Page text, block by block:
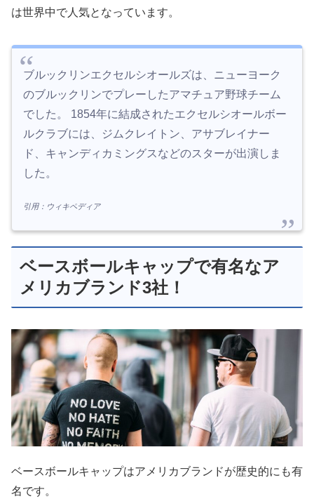
は世界中で人気となっています。
ブルックリンエクセルシオールズは、ニューヨーク
のブルックリンでプレーしたアマチュア野球チーム
でした。 1854年に結成されたエクセルシオールボー
ルクラブには、ジムクレイトン、アサブレイナー
ド、キャンディカミングスなどのスターが出演しま
した。
引用：ウィキペディア
ベースボールキャップで有名なア
メリカブランド3社！
ベースボールキャップはアメリカブランドが歴史的にも有
名です。